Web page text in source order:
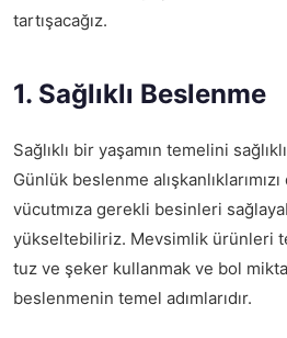
tartışacağız.
1. Sağlıklı Beslenme
Sağlıklı bir yaşamın temelini
Günlük beslenme
vücutmıza gerekli besinleri
yükseltebiliriz. Mevsimlik ürünleri
tuz ve şeker kullanmak ve bol
beslenmenin temel adımlarıdır.